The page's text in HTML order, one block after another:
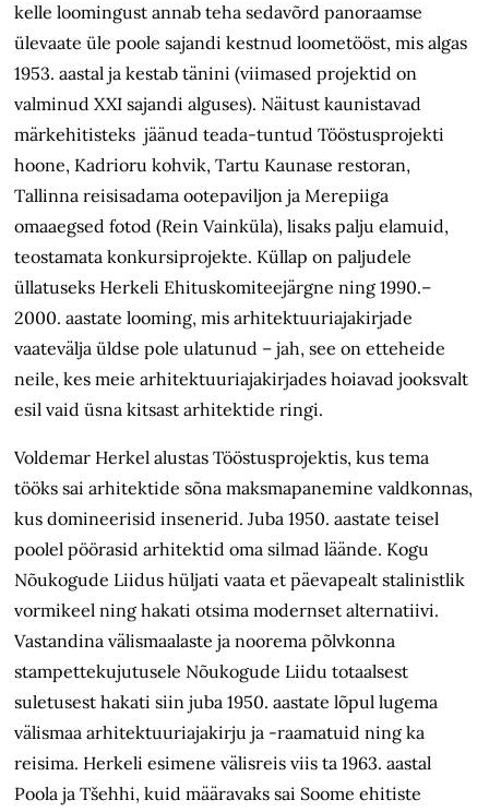
kelle loomingust annab teha sedavõrd panoraamse
ülevaate üle poole sajandi kestnud loometööst, mis algas
1953. aastal ja kestab tänini (viimased projektid on
valminud XXI sajandi alguses). Näitust kaunistavad
märkehitisteks jäänud teada-tuntud Tööstusprojekti
hoone, Kadrioru kohvik, Tartu Kaunase restoran,
Tallinna reisisadama ootepaviljon ja Merepiiga
omaaegsed fotod (Rein Vainküla), lisaks palju elamuid,
teostamata konkursiprojekte. Küllap on paljudele
üllatuseks Herkeli Ehituskomiteejärgne ning 1990.–
2000. aastate looming, mis arhitektuuriajakirjade
vaatevälja üldse pole ulatunud – jah, see on etteheide
neile, kes meie arhitektuuriajakirjades hoiavad jooksvalt
esil vaid üsna kitsast arhitektide ringi.
Voldemar Herkel alustas Tööstusprojektis, kus tema
tööks sai arhitektide sõna maksmapanemine valdkonnas,
kus domineerisid insenerid. Juba 1950. aastate teisel
poolel pöörasid arhitektid oma silmad läände. Kogu
Nõukogude Liidus hüljati vaata et päevapealt stalinistlik
vormikeel ning hakati otsima modernset alternatiivi.
Vastandina välismaalaste ja noorema põlvkonna
stampettekujutusele Nõukogude Liidu totaalsest
suletusest hakati siin juba 1950. aastate lõpul lugema
välismaa arhitektuuriajakirju ja -raamatuid ning ka
reisima. Herkeli esimene välisreis viis ta 1963. aastal
Poola ja Tšehhi, kuid määravaks sai Soome ehitiste